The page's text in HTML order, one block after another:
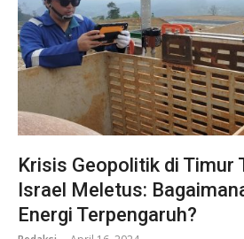
Krisis Geopolitik di Timur
Israel Meletus:
Energi Terpengaruh?